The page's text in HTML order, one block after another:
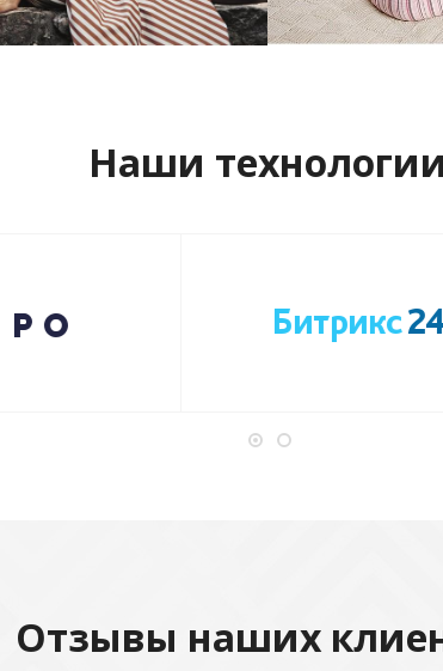
проект
Наши технологии
Отзывы наших